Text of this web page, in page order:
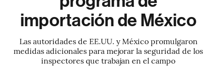
importación de México
Las autoridades de EE.UU. y México promulgaron
medidas adicionales para mejorar la seguridad de los
inspectores que trabajan en el campo